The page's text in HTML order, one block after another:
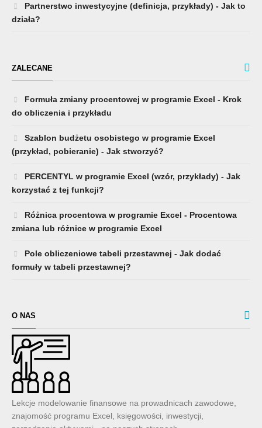
Partnerstwo inwestycyjne (definicja, przykłady) - Jak to
działa?
ZALECANE
Formuła zmiany procentowej w programie Excel - Krok
do obliczenia i przykładu
Szablon budżetu osobistego w programie Excel
(przykład, pobieranie) - Jak stworzyć?
PERCENTYL w programie Excel (wzór, przykłady) - Jak
korzystać z tej funkcji?
Różnica procentowa w programie Excel - Procentowa
zmiana lub różnice w programie Excel
Pole obliczeniowe tabeli przestawnej - Jak dodać
formuły w tabeli przestawnej?
O NAS
Lekcje modelowanie finansowe na prowadnicach zawodowe,
znajomość programu Excel, księgowości, inwestycji,